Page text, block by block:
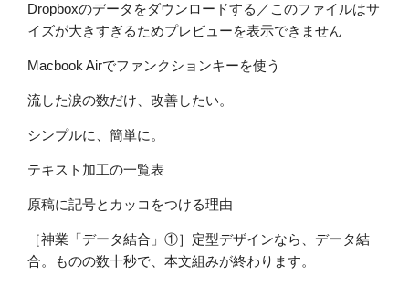
Dropboxのデータをダウンロードする／このファイルはサ
イズが大きすぎるためプレビューを表示できません
Macbook Airでファンクションキーを使う
流した涙の数だけ、改善したい。
シンプルに、簡単に。
テキスト加工の一覧表
原稿に記号とカッコをつける理由
［神業「データ結合」①］定型デザインなら、データ結
合。ものの数十秒で、本文組みが終わります。